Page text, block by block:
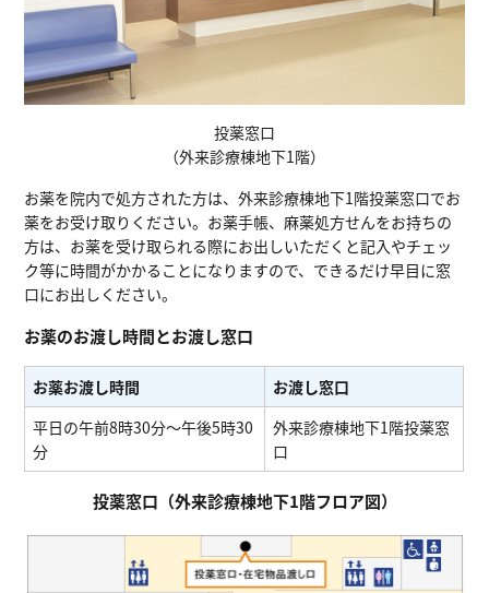
投薬窓口
（外来診療棟地下1階）
お薬を院内で処方された方は、外来診療棟地下1階投薬窓口でお
薬をお受け取りください。お薬手帳、麻薬処方せんをお持ちの
方は、お薬を受け取られる際にお出しいただくと記入やチェッ
ク等に時間がかかることになりますので、できるだけ早目に窓
口にお出しください。
お薬のお渡し時間とお渡し窓口
お薬お渡し時間
お渡し窓口
平日の午前8時30分～午後5時30
分
外来診療棟地下1階投薬窓
口
投薬窓口（外来診療棟地下1階フロア図）